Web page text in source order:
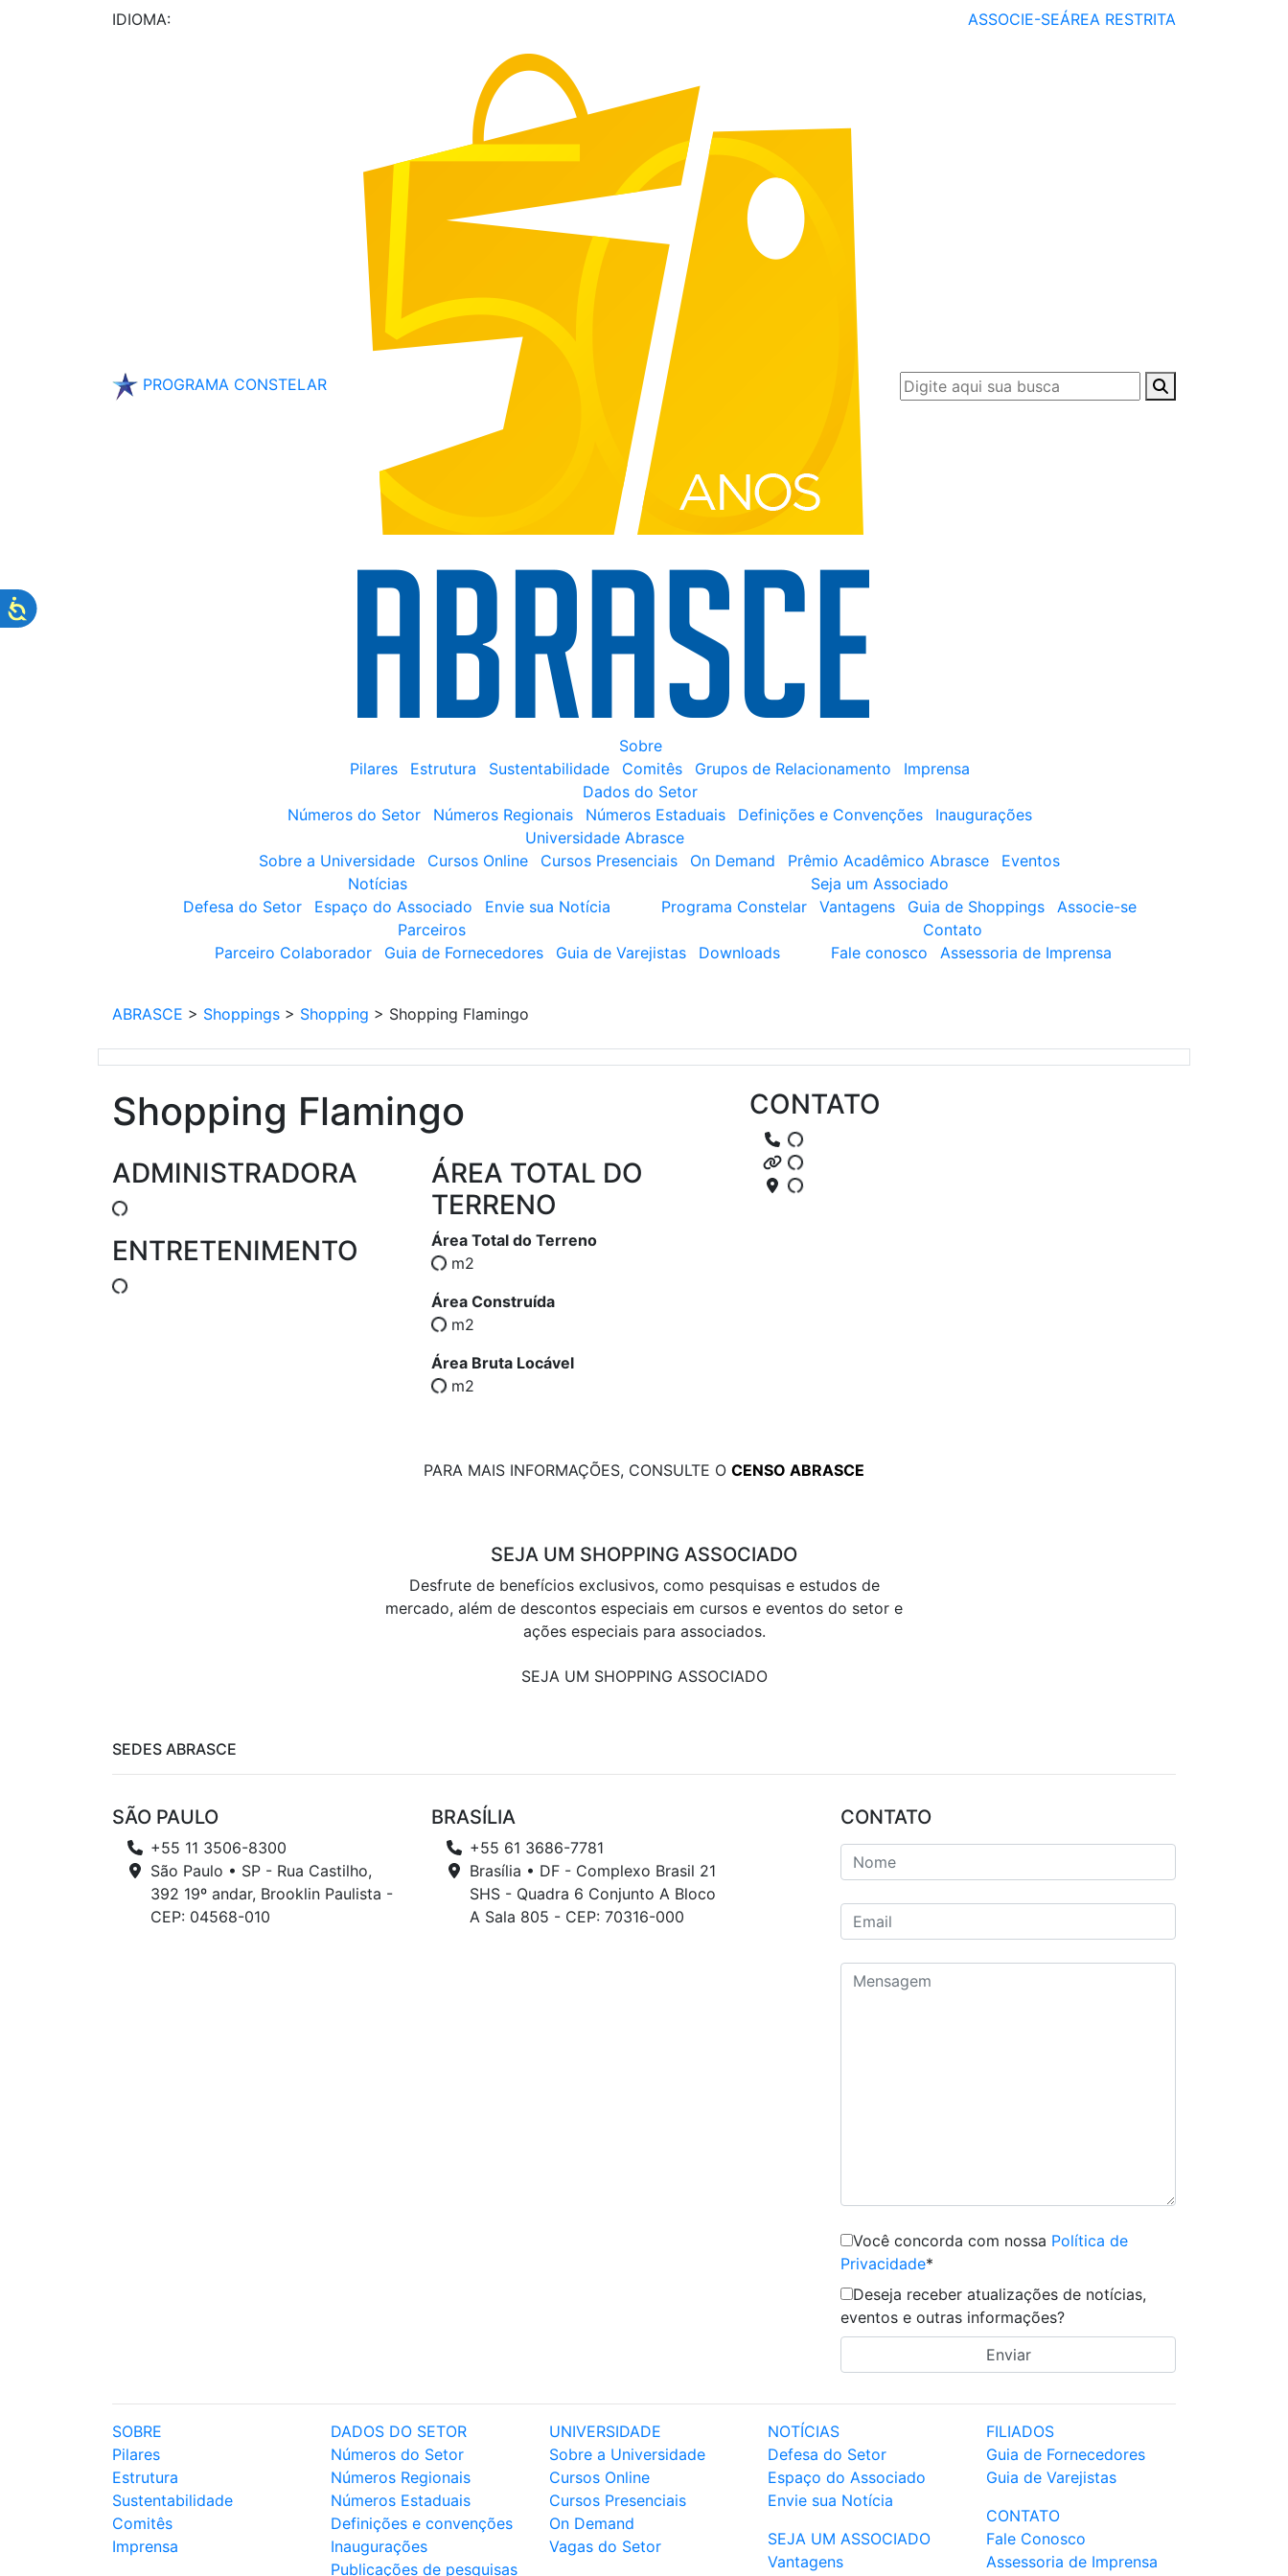
IDIOMA: ASSOCIE-SEÁREA RESTRITA
PROGRAMA CONSTELAR
Sobre
Pilares
Estrutura Sustentabilidade Comitês Grupos de Relacionamento
Imprensa
Dados do Setor
Números do Setor
Números Regionais Números Estaduais Definições e Convenções
Inaugurações
Universidade Abrasce
Sobre a Universidade
Cursos Online Cursos Presenciais On Demand Prêmio Acadêmico Abrasce
Eventos
Notícias
Defesa do Setor
Espaço do Associado Envie sua Notícia
Seja um Associado
Programa Constelar
Vantagens Guia de Shoppings
Associe-se
Parceiros
Parceiro Colaborador
Guia de Fornecedores Guia de Varejistas Downloads
Contato
Fale conosco
Assessoria de Imprensa
ABRASCE > Shoppings > Shopping > Shopping Flamingo
Shopping Flamingo
ADMINISTRADORA
ENTRETENIMENTO
ÁREA TOTAL DO
TERRENO
Área Total do Terreno
m2
Área Construída
m2
Área Bruta Locável
m2
CONTATO
PARA MAIS INFORMAÇÕES, CONSULTE O CENSO ABRASCE
SEJA UM SHOPPING ASSOCIADO
Desfrute de benefícios exclusivos, como pesquisas e estudos de
mercado, além de descontos especiais em cursos e eventos do setor e
ações especiais para associados.
SEJA UM SHOPPING ASSOCIADO
SEDES ABRASCE
SÃO PAULO
+55 11 3506-8300
São Paulo • SP - Rua Castilho,
392 19º andar, Brooklin Paulista -
CEP: 04568-010
BRASÍLIA
+55 61 3686-7781
Brasília • DF - Complexo Brasil 21
SHS - Quadra 6 Conjunto A Bloco
A Sala 805 - CEP: 70316-000
CONTATO
Você concorda com nossa Política de
Privacidade*
Deseja receber atualizações de notícias,
eventos e outras informações?
SOBRE
Pilares
Estrutura
Sustentabilidade
Comitês
Imprensa
DADOS DO SETOR
Números do Setor
Números Regionais
Números Estaduais
Definições e convenções
Inaugurações
Publicações de pesquisas
UNIVERSIDADE
Sobre a Universidade
Cursos Online
Cursos Presenciais
On Demand
Vagas do Setor
NOTÍCIAS
Defesa do Setor
Espaço do Associado
Envie sua Notícia
SEJA UM ASSOCIADO
Vantagens
FILIADOS
Guia de Fornecedores
Guia de Varejistas
CONTATO
Fale Conosco
Assessoria de Imprensa